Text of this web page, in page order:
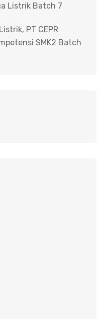
Listrik Batch 7
PT CEPR
SMK2 Batch